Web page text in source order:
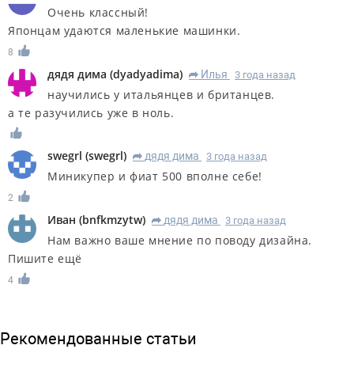
Очень классный!
Японцам удаются маленькие машинки.
8
дядя дима (dyadyadima) R Илья 3 года назад
научились у итальянцев и британцев.
а те разучились уже в ноль.
swegrl (swegrl) R дядя дима 3 года назад
Миникупер и фиат 500 вполне себе!
2
Иван (bnfkmzytw) R дядя дима 3 года назад
Нам важно ваше мнение по поводу дизайна.
Пишите ещё
4
Рекомендованные статьи